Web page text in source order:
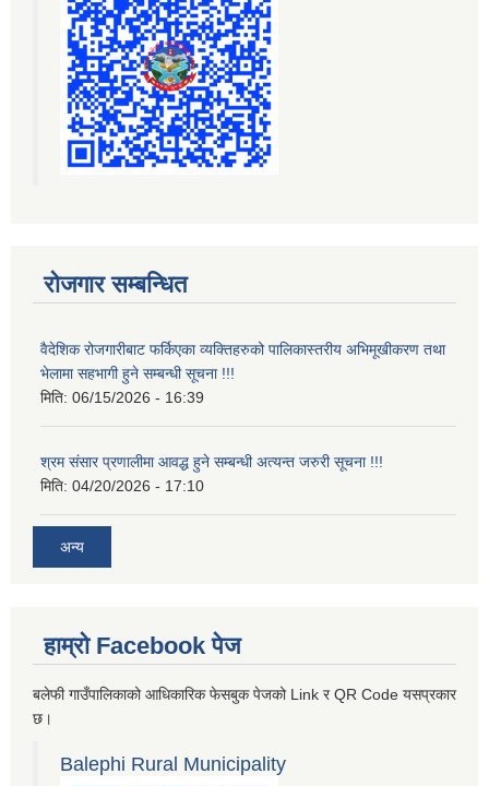
रोजगार सम्बन्धित
वैदेशिक रोजगारीबाट फर्किएका व्यक्तिहरुको पालिकास्तरीय अभिमूखीकरण तथा
भेलामा सहभागी हुने सम्बन्धी सूचना !!!
मिति: 06/15/2026 - 16:39
श्रम संसार प्रणालीमा आवद्ध हुने सम्बन्धी अत्यन्त जरुरी सूचना !!!
मिति: 04/20/2026 - 17:10
अन्य
हाम्रो Facebook पेज
बलेफी गाउँपालिकाको आधिकारिक फेसबुक पेजको Link र QR Code यसप्रकार
छ।
Balephi Rural Municipality